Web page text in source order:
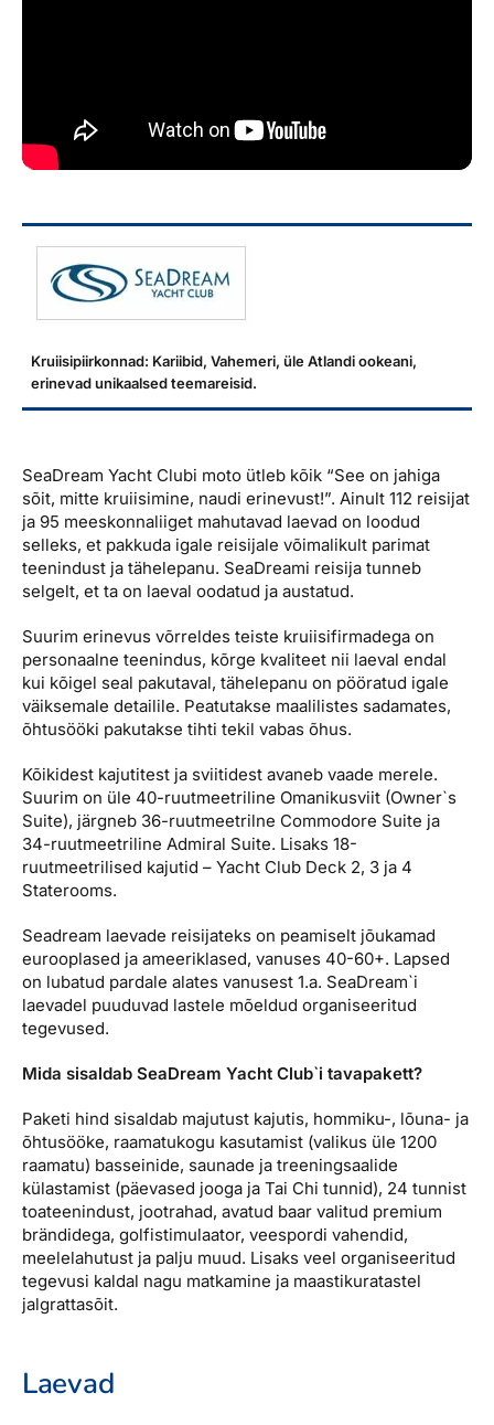
Boonuspunktid
Ettevõttest
Kontaktid
Tule tööle
Uudised
Kruiisipiirkonnad: Kariibid, Vahemeri, üle Atlandi ookeani,
erinevad unikaalsed teemareisid.
SeaDream Yacht Clubi moto ütleb kõik “See on jahiga
sõit, mitte kruiisimine, naudi erinevust!”. Ainult 112 reisijat
ja 95 meeskonnaliiget mahutavad laevad on loodud
selleks, et pakkuda igale reisijale võimalikult parimat
teenindust ja tähelepanu. SeaDreami reisija tunneb
selgelt, et ta on laeval oodatud ja austatud.
Suurim erinevus võrreldes teiste kruiisifirmadega on
personaalne teenindus, kõrge kvaliteet nii laeval endal
kui kõigel seal pakutaval, tähelepanu on pööratud igale
väiksemale detailile. Peatutakse maalilistes sadamates,
õhtusööki pakutakse tihti tekil vabas õhus.
Kõikidest kajutitest ja sviitidest avaneb vaade merele.
Suurim on üle 40-ruutmeetriline Omanikusviit (Owner`s
Suite), järgneb 36-ruutmeetrilne Commodore Suite ja
34-ruutmeetriline Admiral Suite. Lisaks 18-
ruutmeetrilised kajutid – Yacht Club Deck 2, 3 ja 4
Staterooms.
Seadream laevade reisijateks on peamiselt jõukamad
eurooplased ja ameeriklased, vanuses 40-60+. Lapsed
on lubatud pardale alates vanusest 1.a. SeaDream`i
laevadel puuduvad lastele mõeldud organiseeritud
tegevused.
Mida sisaldab SeaDream Yacht Club`i tavapakett?
Paketi hind sisaldab majutust kajutis, hommiku-, lõuna- ja
õhtusööke, raamatukogu kasutamist (valikus üle 1200
raamatu) basseinide, saunade ja treeningsaalide
külastamist (päevased jooga ja Tai Chi tunnid), 24 tunnist
toateenindust, jootrahad, avatud baar valitud premium
brändidega, golfistimulaator, veespordi vahendid,
meelelahutust ja palju muud. Lisaks veel organiseeritud
tegevusi kaldal nagu matkamine ja maastikuratastel
jalgrattasõit.
Laevad